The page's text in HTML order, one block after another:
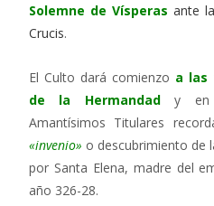
Solemne de Vísperas ante
Crucis.
El Culto dará comienzo a las
de la Hermandady en
Amantísimos Titulares
«invenio» o descubrimiento de
por Santa Elena, madre del
año 326-28.